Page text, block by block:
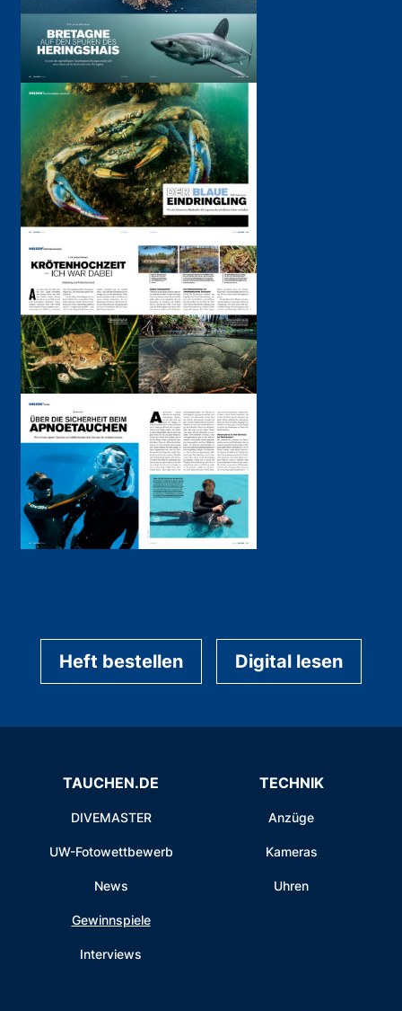
Heft bestellen Digital lesen
TAUCHEN.DE
DIVEMASTER
UW-Fotowettbewerb
News
Gewinnspiele
Interviews
TECHNIK
Anzüge
Kameras
Uhren